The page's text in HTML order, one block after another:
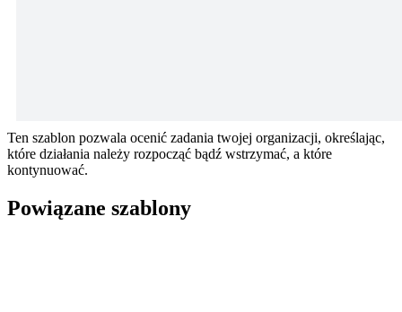
Ten szablon pozwala ocenić zadania twojej organizacji, określając,
które działania należy rozpocząć bądź wstrzymać, a które
kontynuować.
Powiązane szablony